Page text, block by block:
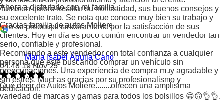
También quiero resaltar su honestidad, sus buenos consejos y
su excelente trato. Se nota que conoce muy bien su trabajo y
que se preocupa sinceramente por la satisfacción de sus
clientes. Hoy en día es poco común encontrar un vendedor tan
serio, confiable y profesional.
Recomiendo a este vendedor con total confianza a cualquier
persona que esté buscando comprar un vehículo sin
preocupaciones. Una experiencia de compra muy agradable y
sin estrés. Muchas gracias por su profesionalismo y
dedicación.
Ahora a disfrutarlo con mi familia .
Gracias familia de autos Moliere.
Maria Isabel Águila Cano
04:48 19 Nov 25
Qué decir de Autos Moliére........ofrecen una amplísima
variedad de marcas y gamas para todos los bolsillos 😁🙃👌👌.